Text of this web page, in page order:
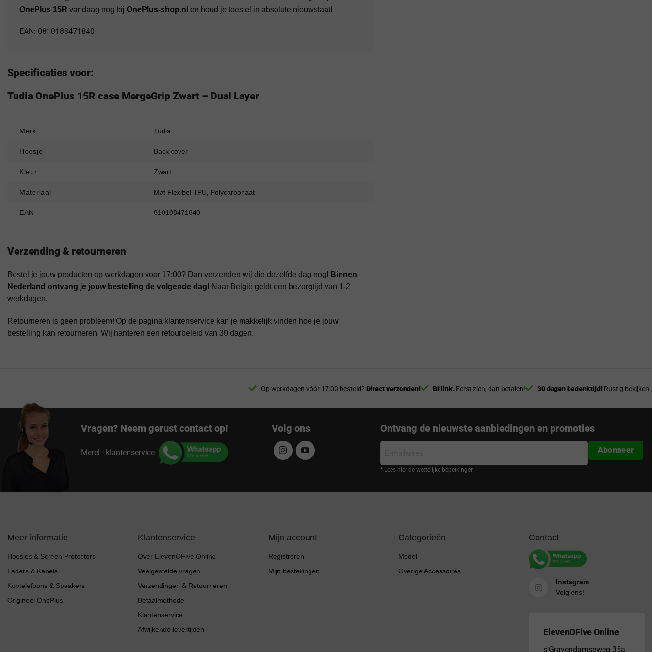
OnePlus 15R vandaag nog bij OnePlus-shop.nl en houd je toestel in absolute nieuwstaat!
EAN: 0810188471840
Specificaties voor:
Tudia OnePlus 15R case MergeGrip Zwart – Dual Layer
Merk Tudia
Hoesje Back cover
Kleur Zwart
Materiaal Mat Flexibel TPU, Polycarbonaat
EAN 810188471840
Verzending & retourneren
Bestel je jouw producten op werkdagen voor 17:00? Dan verzenden wij die dezelfde dag nog! Binnen
Nederland ontvang je jouw bestelling de volgende dag! Naar België geldt een bezorgtijd van 1-2
werkdagen.
Retourneren is geen probleem! Op de pagina klantenservice kan je makkelijk vinden hoe je jouw
bestelling kan retourneren. Wij hanteren een retourbeleid van 30 dagen.
Op werkdagen vóór 17:00 besteld? Direct verzonden! Billink. Eerst zien, dan betalen! 30 dagen bedenktijd! Rustig bekijken.
Vragen? Neem gerust contact op!
Merel - klantenservice
Volg ons Ontvang de nieuwste aanbiedingen en promoties
* Lees hier de wettelijke beperkingen
Abonneer
Meer informatie
Hoesjes & Screen Protectors
Laders & Kabels
Koptelefoons & Speakers
Origineel OnePlus
Klantenservice
Over ElevenOFive Online
Veelgestelde vragen
Verzendingen & Retourneren
Betaalmethode
Klantenservice
Afwijkende levertijden
Mijn account
Registreren
Mijn bestellingen
Categorieën
Model
Overige Accessoires
Contact
Instagram
Volg ons!
ElevenOFive Online
s'Gravendamseweg 35a